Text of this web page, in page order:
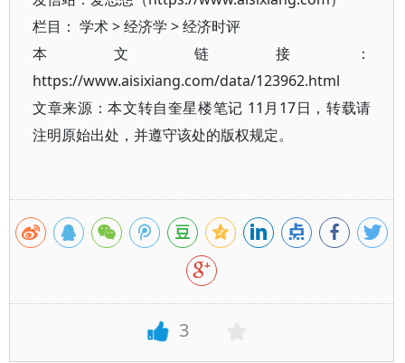
栏目： 学术>经济学 >经济时评
本文链接：
https://www.aisixiang.com/data/123962.html
文章来源：本文转自奎星楼笔记 11月17日，转载请
注明原始出处，并遵守该处的版权规定。
3